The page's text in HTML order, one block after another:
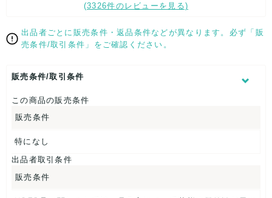
(3326件のレビューを見る)
出品者ごとに販売条件・返品条件などが異なります。必ず「販
売条件/取引条件」をご確認ください。
販売条件/取引条件
この商品の販売条件
販売条件
特になし
出品者取引条件
販売条件